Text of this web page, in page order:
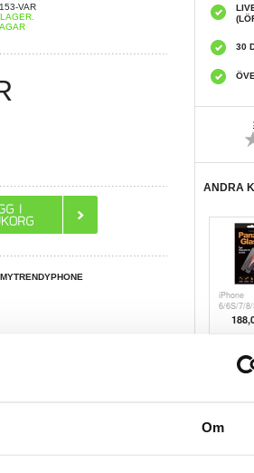
Om
VAR
30
ANDRA
iPhone
6/6S/7/
(2020)/